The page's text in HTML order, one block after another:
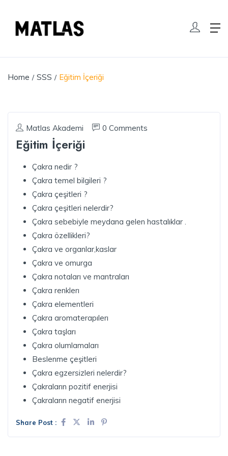
Home SSS Eğitim İçeriği
Matlas Akademi 0 Comments
Eğitim İçeriği
Çakra nedir ?
Çakra temel bilgileri ?
Çakra çeşitleri ?
Çakra çeşitleri nelerdir?
Çakra sebebiyle meydana gelen hastalıklar .
Çakra özellikleri?
Çakra ve organlar,kaslar
Çakra ve omurga
Çakra notaları ve mantraları
Çakra renklerı
Çakra elementleri
Çakra aromaterapılerı
Çakra taşları
Çakra olumlamaları
Beslenme çeşitleri
Çakra egzersizleri nelerdir?
Çakraların pozitif enerjisi
Çakraların negatif enerjisi
Share Post :